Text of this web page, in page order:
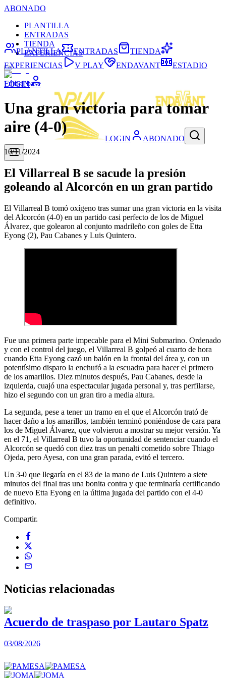
ABONADO
PLANTILLA
ENTRADAS
TIENDA
EXPERIENCIAS
LOGIN
LOGIN ABONADO
PLANTILLA ENTRADAS
TIENDA
EXPERIENCIAS
V PLAY ENDAVANT ESTADIO
Fútbol base
Una gran victoria para tomar
aire (4-0)
10/11/2024
El Villarreal B se sacude la presión
goleando al Alcorcón en un gran partido
El Villarreal B tomó oxígeno tras sumar una gran victoria en la visita
del Alcorcón (4-0) en un partido casi perfecto de los de Miguel
Álvarez, que golearon al conjunto madrileño con goles de Etta
Eyong (2), Pau Cabanes y Luis Quintero.
Fue una primera parte impecable para el Mini Submarino. Ordenado
y con el control del juego, el Villarreal B golpeó al cuarto de hora
cuando Etta Eyong cazó un balón en la frontal del área y, con un
potentísimo disparo la enchufó a la escuadra para hacer el primero
de los amarillos. Diez minutos después, Pau Cabanes, desde la
izquierda, cuajó una espectacular jugada personal y, tras perfilarse,
hizo el segundo con un gran tiro a media altura.
La segunda, pese a tener un tramo en el que el Alcorcón trató de
hacer daño a los amarillos, también terminó poniéndose de cara para
los de Miguel Álvarez, que volvieron a mostrar su mejor versión. Ya
en el 71, el Villarreal B tuvo la oportunidad de sentenciar cuando el
Alcorcón se quedó con diez tras un penalti cometido sobre Thiago
Ojeda, pero Ayesa, con una gran parada, evitó el tercero.
Un 3-0 que llegaría en el 83 de la mano de Luis Quintero a siete
minutos del final tras una bonita contra y que terminaría certificando
de nuevo Etta Eyong en la última jugada del partido con el 4-0
definitivo.
Compartir.
Noticias relacionadas
Acuerdo de traspaso por Lautaro Spatz
03/08/2026